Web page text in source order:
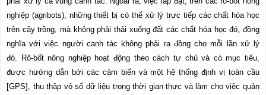
nghiệp (agribots), những thiết bị có thể xử lý trực tiếp các chất hóa học
trên cây trồng, mà không phải thải xuống đất các chất hóa học đó, đồng
nghĩa với việc người canh tác không phải ra đồng cho mỗi lần xử lý
đó. Rô-bốt nông nghiệp hoạt động theo cách tự chủ và có mục tiêu,
được hướng dẫn bởi các cảm biến và một hệ thống định vị toàn cầu
[GPS], thu thập vô số dữ liệu trong thời gian thực và làm cho việc quản